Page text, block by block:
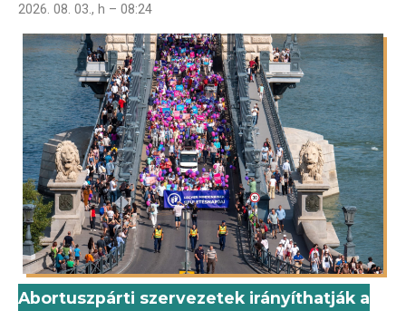
2026. 08. 03., h – 08:24
Abortuszpárti szervezetek irányíthatják a